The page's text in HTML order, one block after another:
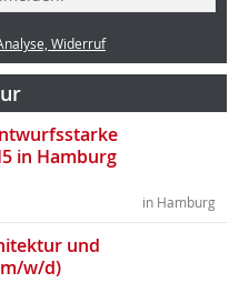
Widerruf
in Hamburg
in Hamburg
und
w/d)